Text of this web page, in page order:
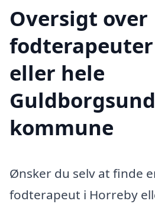
Oversigt over
eller hele
Guldborgsund
kommune
Ønsker du selv at finde
fodterapeut i Horreby